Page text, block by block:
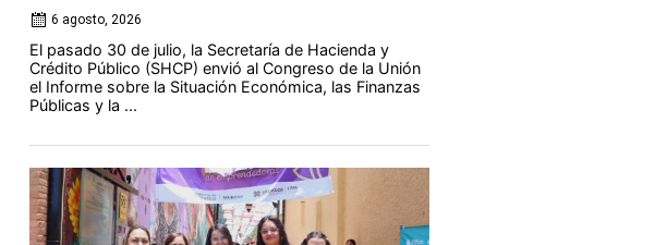
6 agosto, 2026
El pasado 30 de julio, la Secretaría de Hacienda y
Crédito Público (SHCP) envió al Congreso de la Unión
el Informe sobre la Situación Económica, las Finanzas
Públicas y la ...